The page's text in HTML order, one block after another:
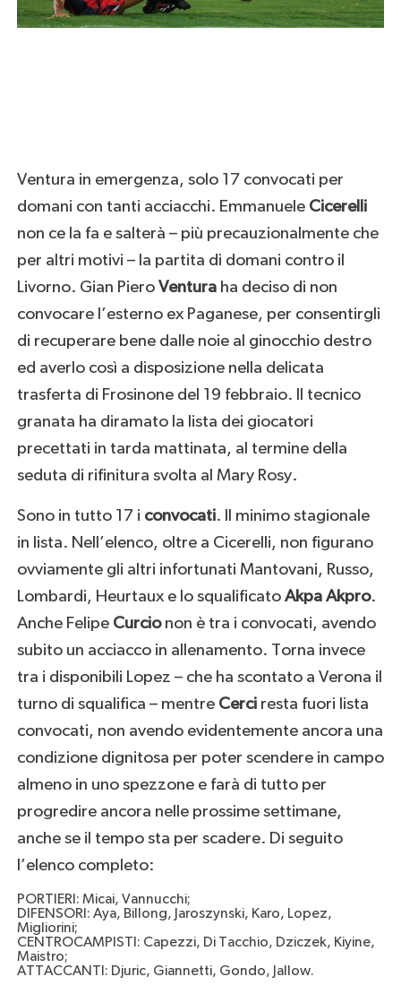
Ventura in emergenza, solo 17 convocati per
domani con tanti acciacchi. Emmanuele Cicerelli
non ce la fa e salterà – più precauzionalmente che
per altri motivi – la partita di domani contro il
Livorno. Gian Piero Venturaha deciso di non
convocare l’esterno ex Paganese, per consentirgli
di recuperare bene dalle noie al ginocchio destro
ed averlo così a disposizione nella delicata
trasferta di Frosinone del 19 febbraio. Il tecnico
granata ha diramato la lista dei giocatori
precettati in tarda mattinata, al termine della
seduta di rifinitura svolta al Mary Rosy.
Sono in tutto 17 i convocati. Il minimo stagionale
in lista. Nell’elenco, oltre a Cicerelli, non figurano
ovviamente gli altri infortunati Mantovani, Russo,
Lombardi, Heurtaux e lo squalificatoAkpa Akpro.
Anche Felipe Curcionon è tra i convocati, avendo
subito un acciacco in allenamento. Torna invece
tra i disponibili Lopez – che ha scontato a Verona il
turno di squalifica – mentre Cerci resta fuori lista
convocati, non avendo evidentemente ancora una
condizione dignitosa per poter scendere in campo
almeno in uno spezzone e farà di tutto per
progredire ancora nelle prossime settimane,
anche se il tempo sta per scadere. Di seguito
l’elenco completo:
PORTIERI: Micai, Vannucchi;
DIFENSORI: Aya, Billong, Jaroszynski, Karo, Lopez,
Migliorini;
CENTROCAMPISTI: Capezzi, Di Tacchio, Dziczek, Kiyine,
Maistro;
ATTACCANTI: Djuric, Giannetti, Gondo, Jallow.